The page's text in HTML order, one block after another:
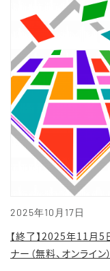
2025年10月17日
【終了】2025年11月
ナー（無料、オンライ